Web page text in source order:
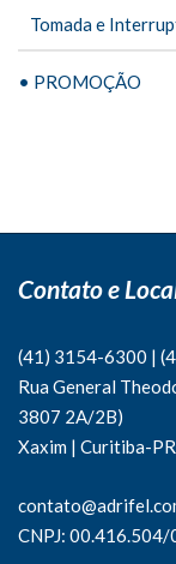
Tomada e
• PROMOÇÃO
Contato e
(41) 3154-6300 |
Rua General
3807 2A/2B)
Xaxim | Curitiba-
CNPJ: